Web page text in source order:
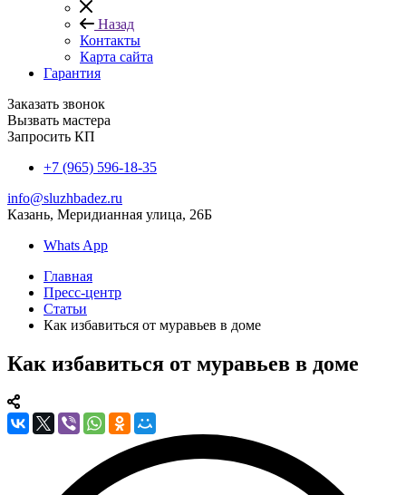
Назад
Контакты
Карта сайта
Гарантия
Заказать звонок
Вызвать мастера
Запросить КП
+7 (965) 596-18-35
info@sluzhbadez.ru
Казань, Меридианная улица, 26Б
Whats App
Главная
Пресс-центр
Статьи
Как избавиться от муравьев в доме
Как избавиться от муравьев в доме